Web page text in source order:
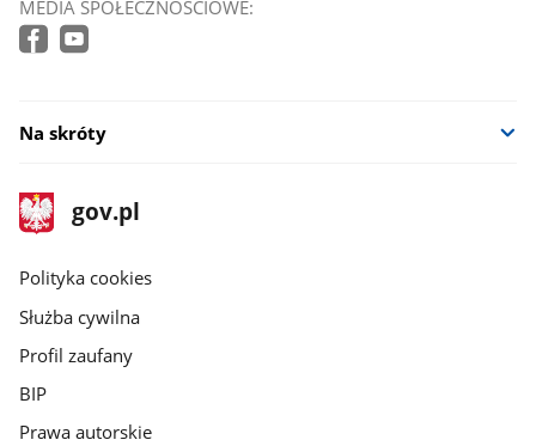
MEDIA SPOŁECZNOŚCIOWE:
Na skróty
stopka
gov.pl
Strona
gov.pl
gov.pl
Polityka cookies
Służba cywilna
Profil zaufany
BIP
Prawa autorskie